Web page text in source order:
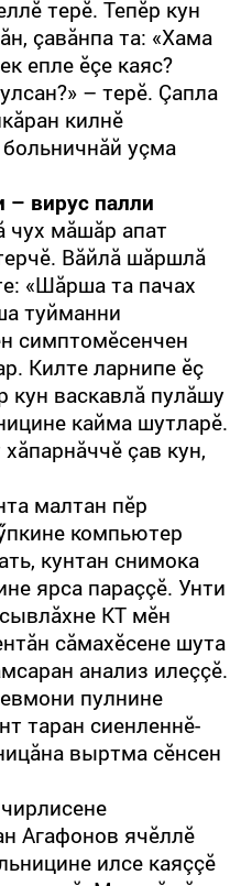
терӗ. Тепӗр кун
çавăнпа та: «Хама
епле ӗçе каяс?
– терӗ. Çапла
килнӗ
уçма
вирус палли
чух мăшăр апат
Вăйлă шăршлă
«Шăрша та пачах
туйманни
симптомӗсенчен
Килте ларнипе ӗç
кун васкавлă пулăшу
кайма шутларӗ.
çав кун,
малтан пӗр
компьютер
кунтан снимока
ярса параççӗ. Унти
КТ мӗн
сăмахӗсене шута
анализ илеççӗ.
пулнине
таран сиенленнӗ-
выртма сӗнсен
Агафонов ячӗллӗ
илсе каяççӗ